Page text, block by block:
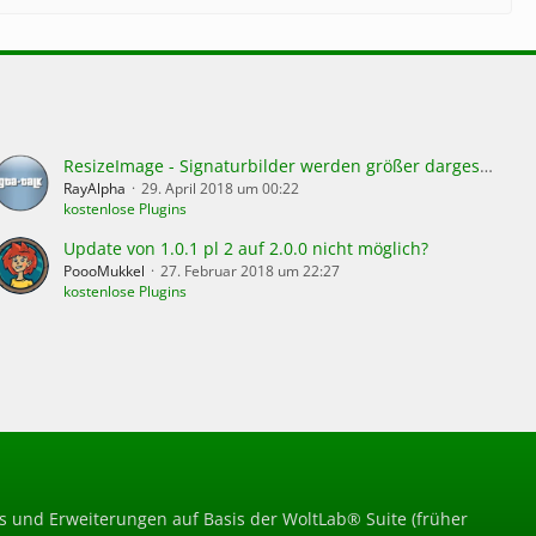
ResizeImage - Signaturbilder werden größer dargestellt
RayAlpha
29. April 2018 um 00:22
kostenlose Plugins
Update von 1.0.1 pl 2 auf 2.0.0 nicht möglich?
PoooMukkel
27. Februar 2018 um 22:27
kostenlose Plugins
und Erweiterungen auf Basis der WoltLab® Suite (früher